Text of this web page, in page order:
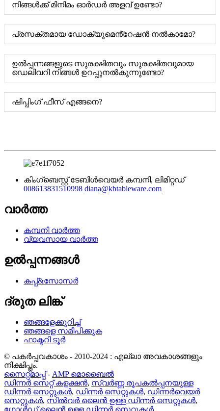
നിങ്ങൾക്ക് മിനിമം ഓർഡർ അളവ് ഉണ്ടോ?
പ്രസക്തമായ ഡോക്യുമെൻ്റേഷൻ നൽകാമോ?
ഉൽപ്പന്നങ്ങളുടെ സുരക്ഷിതവും സുരക്ഷിതവുമായ
ഡെലിവറി നിങ്ങൾ ഉറപ്പുനൽകുന്നുണ്ടോ?
ഷിപ്പിംഗ് ഫീസ് എങ്ങനെ?
കിംഗ്ബെസ്റ്റ് ടേബിൾവെയർ കമ്പനി, ലിമിറ്റഡ്
008613831510998 diana@kbtableware.com
വാർത്ത
കമ്പനി വാർത്ത
വ്യവസായ വാർത്ത
ഉൽപ്പന്നങ്ങൾ
കപ്പ്&സോസർ
ദ്രുത ലിങ്ക്
ഞങ്ങളേക്കുറിച്ച്
ഞങ്ങളെ സമീപിക്കുക
ഫാക്ടറി ടൂർ
© പകർപ്പവകാശം - 2010-2024 : എല്ലാ അവകാശങ്ങളും
നിക്ഷിപ്തം.
സൈറ്റ്മാപ്പ്- AMP മൊബൈൽ
ഡിന്നർ സെറ്റ് കളക്ഷൻ, സ്വർണ്ണ രൂപകൽപ്പനയുള്ള
ഡിന്നർ സെറ്റുകൾ, ഡിന്നർ സെറ്റുകൾ, ഡിന്നർവെയർ
സെറ്റുകൾ, സിൽവർ ലൈൻ ഉള്ള ഡിന്നർ സെറ്റുകൾ,